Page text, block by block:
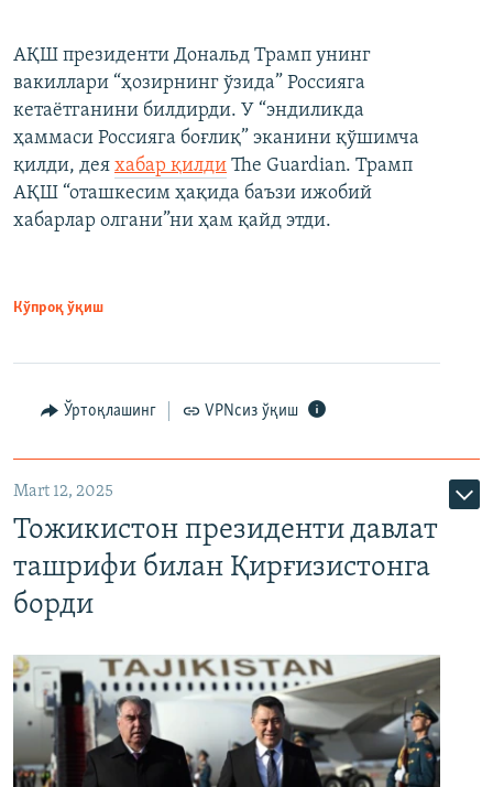
АҚШ президенти Дональд Трамп унинг
вакиллари “ҳозирнинг ўзида” Россияга
кетаётганини билдирди. У “эндиликда
ҳаммаси Россияга боғлиқ” эканини қўшимча
қилди, дея хабар қилди The Guardian. Трамп
АҚШ “оташкесим ҳақида баъзи ижобий
хабарлар олгани”ни ҳам қайд этди.
Кўпроқ ўқиш
Ўртоқлашинг VPNсиз ўқиш
Mart 12, 2025
Тожикистон президенти давлат
ташрифи билан Қирғизистонга
борди